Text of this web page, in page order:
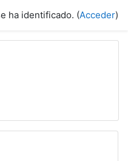
ha identificado. (Acceder)